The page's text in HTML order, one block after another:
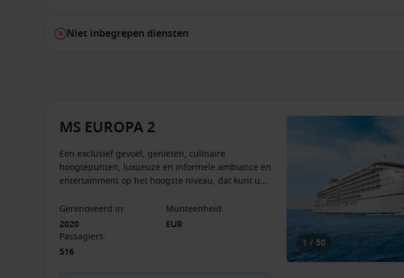
Niet inbegrepen diensten
1 / 50
MS EUROPA 2
Een exclusief gevoel, genieten, culinaire
hoogtepunten, luxueuze en informele ambiance en
entertainment op het hoogste niveau, dat kunt u
aan boord van de MS Europa 2.
Gerenoveerd in:
2020
Munteenheid:
EUR
Passagiers:
516